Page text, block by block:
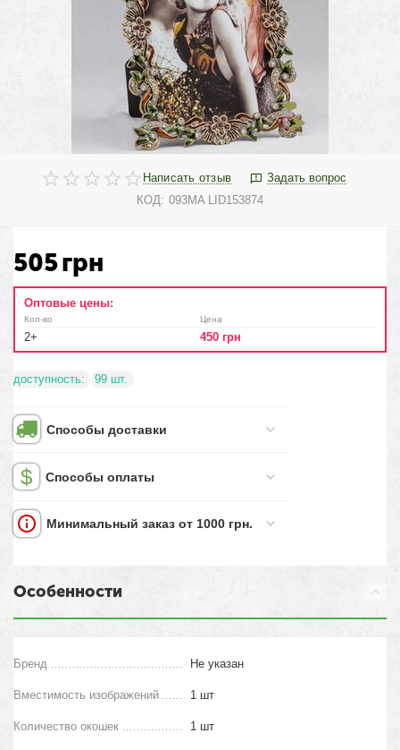
Написать отзыв
Задать вопрос
КОД: 093MA LID153874
505грн
Оптовые цены:
Кол-во
2+
Цена
450 грн
доступность: 99 шт.
Способы доставки
Способы оплаты
Минимальный заказ от 1000 грн.
Особенности
Бренд Не указан
Вместимость изображений 1 шт
Количество окошек 1 шт